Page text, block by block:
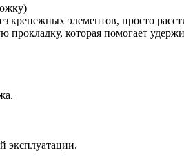
крепежных элементов, просто
которая помогает
эксплуатации.